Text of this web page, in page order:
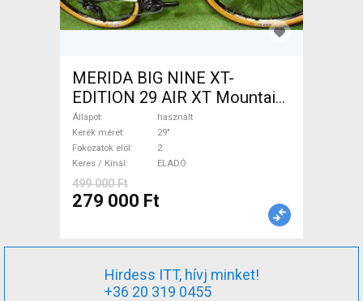
MERIDA BIG NINE XT-
EDITION 29 AIR XT Mountain
Bike 29" elöl teleszkópos
használt ELADÓ
Állapot
használt
Kerék méret
29"
Fokozatok elöl
2
Keres / Kínál
ELADÓ
499 000 Ft
279 000 Ft
Hirdess ITT, hívj minket!
+36 20 319 0455